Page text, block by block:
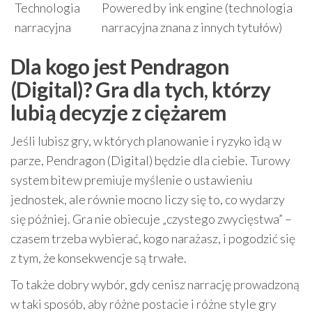
Technologia
narracyjna
Powered by ink engine (technologia
narracyjna znana z innych tytułów)
Dla kogo jest Pendragon
(Digital)? Gra dla tych, którzy
lubią decyzje z ciężarem
Jeśli lubisz gry, w których planowanie i ryzyko idą w
parze, Pendragon (Digital) będzie dla ciebie. Turowy
system bitew premiuje myślenie o ustawieniu
jednostek, ale równie mocno liczy się to, co wydarzy
się później. Gra nie obiecuje „czystego zwycięstwa” –
czasem trzeba wybierać, kogo narażasz, i pogodzić się
z tym, że konsekwencje są trwałe.
To także dobry wybór, gdy cenisz narrację prowadzoną
w taki sposób, aby różne postacie i różne style gry